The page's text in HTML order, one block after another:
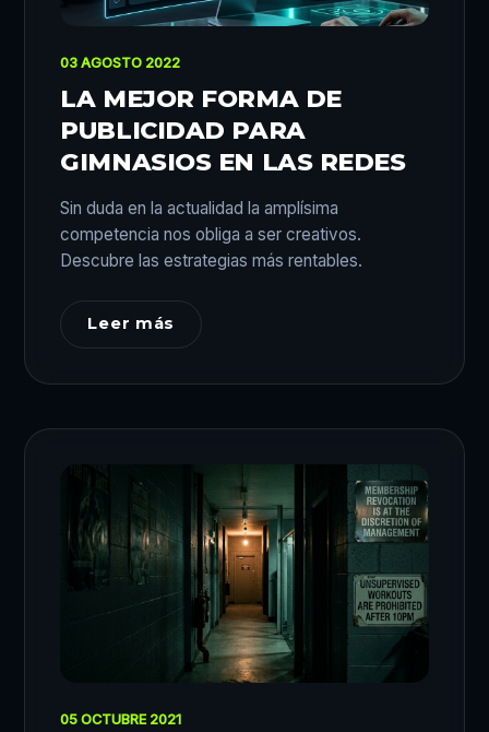
03 AGOSTO 2022
LA MEJOR FORMA DE
PUBLICIDAD PARA
GIMNASIOS EN LAS REDES
Sin duda en la actualidad la amplísima
competencia nos obliga a ser creativos.
Descubre las estrategias más rentables.
Leer más
05 OCTUBRE 2021